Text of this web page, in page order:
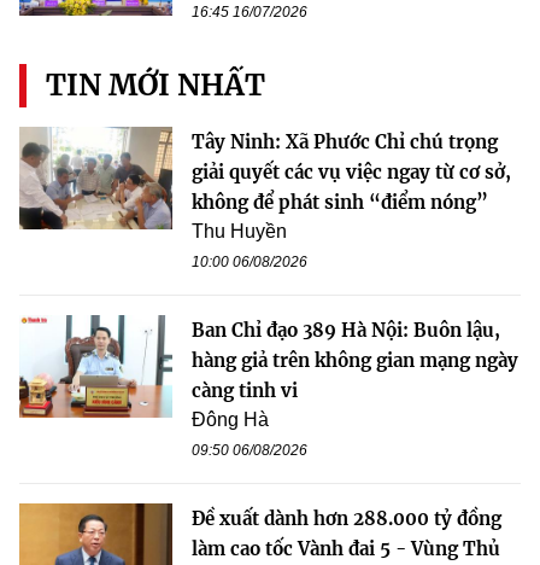
16:45 16/07/2026
TIN MỚI NHẤT
Tây Ninh: Xã Phước Chỉ chú trọng
giải quyết các vụ việc ngay từ cơ sở,
không để phát sinh “điểm nóng”
Thu Huyền
10:00 06/08/2026
Ban Chỉ đạo 389 Hà Nội: Buôn lậu,
hàng giả trên không gian mạng ngày
càng tinh vi
Đông Hà
09:50 06/08/2026
Đề xuất dành hơn 288.000 tỷ đồng
làm cao tốc Vành đai 5 - Vùng Thủ